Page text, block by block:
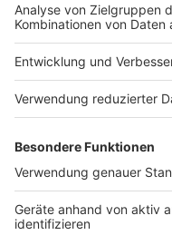
Instruments
Richtige
Leon Windscheid:
erfundene
beginnt nicht mit
Antwort: Hans
Ronald Tenholte:
Europalette EPAL